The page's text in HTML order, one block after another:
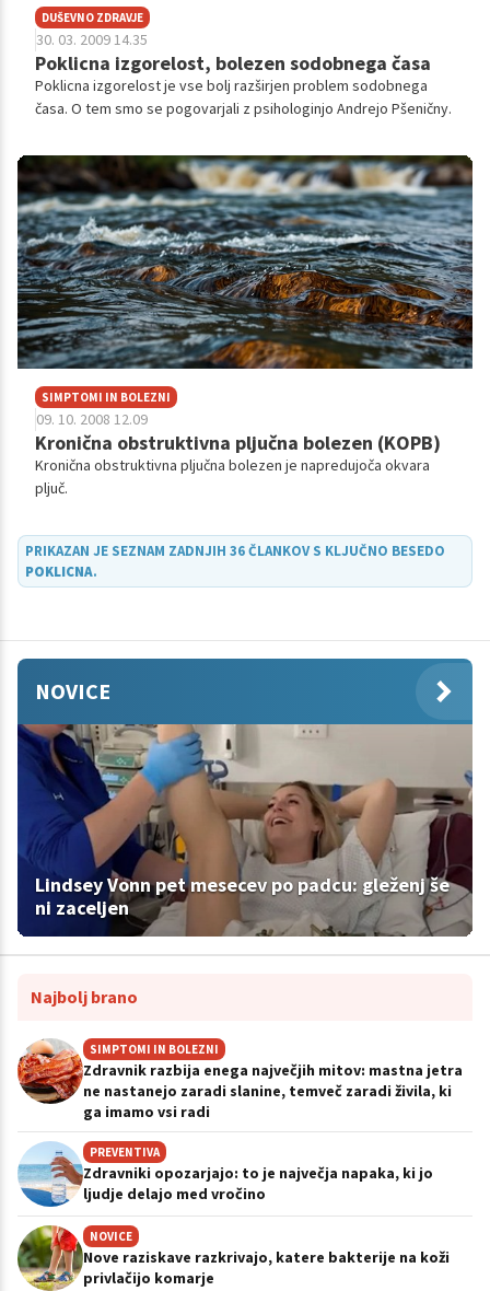
DUŠEVNO ZDRAVJE
30. 03. 2009 14.35
Poklicna izgorelost, bolezen sodobnega časa
Poklicna izgorelost je vse bolj razširjen problem sodobnega
časa. O tem smo se pogovarjali z psihologinjo Andrejo Pšeničny.
SIMPTOMI IN BOLEZNI
09. 10. 2008 12.09
Kronična obstruktivna pljučna bolezen (KOPB)
Kronična obstruktivna pljučna bolezen je napredujoča okvara
pljuč.
PRIKAZAN JE SEZNAM ZADNJIH 36 ČLANKOV S KLJUČNO BESEDO
POKLICNA.
NOVICE
Lindsey Vonn pet mesecev po padcu: gleženj še
ni zaceljen
Najbolj brano
SIMPTOMI IN BOLEZNI
Zdravnik razbija enega največjih mitov: mastna jetra
ne nastanejo zaradi slanine, temveč zaradi živila, ki
ga imamo vsi radi
PREVENTIVA
Zdravniki opozarjajo: to je največja napaka, ki jo
ljudje delajo med vročino
NOVICE
Nove raziskave razkrivajo, katere bakterije na koži
privlačijo komarje